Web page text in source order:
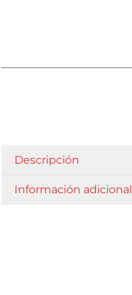
Descripción
Información adicional